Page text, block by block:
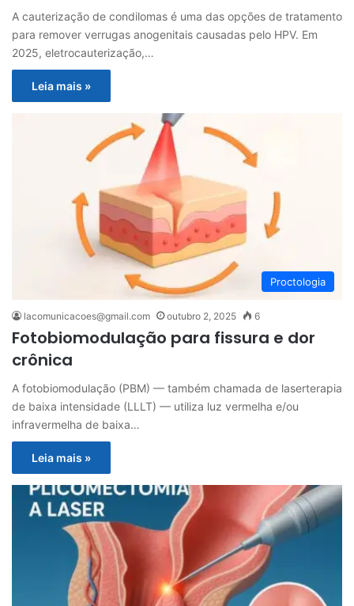
A cauterização de condilomas é uma das opções de tratamento
para remover verrugas anogenitais causadas pelo HPV. Em
2025, eletrocauterização,…
Leia mais »
Proctologia
lacomunicacoes@gmail.com outubro 2, 2025 6
Fotobiomodulação para fissura e dor
crônica
A fotobiomodulação (PBM) — também chamada de laserterapia
de baixa intensidade (LLLT) — utiliza luz vermelha e/ou
infravermelha de baixa…
Leia mais »